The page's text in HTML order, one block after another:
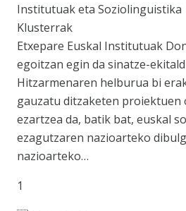
Institutuak eta Soziolinguistika
Klusterrak
Etxepare Euskal Institutuak
egoitzan egin da sinatze-
Hitzarmenaren helburua bi
gauzatu ditzaketen proiektuen
ezartzea da, batik bat, euskal
ezagutzaren nazioarteko
nazioarteko…
1